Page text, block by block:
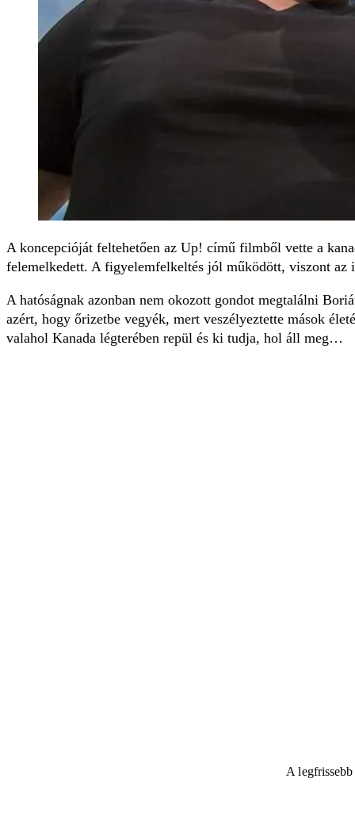
A koncepcióját feltehetően az Up! című filmből vette a
felemelkedett. A figyelemfelkeltés jól működött, viszont az
A hatóságnak azonban nem okozott gondot megtalálni
azért, hogy őrizetbe vegyék, mert veszélyeztette mások
valahol Kanada légterében repül és ki tudja, hol áll meg…
A